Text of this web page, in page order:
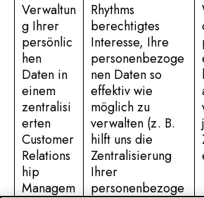
Verwaltun
g Ihrer
persönlic
hen
Daten in
einem
zentralisi
erten
Customer
Relations
hip
Managem
Rhythms
berechtigtes
Interesse, Ihre
personenbezoge
nen Daten so
effektiv wie
möglich zu
verwalten (z. B.
hilft uns die
Zentralisierung
Ihrer
personenbezoge